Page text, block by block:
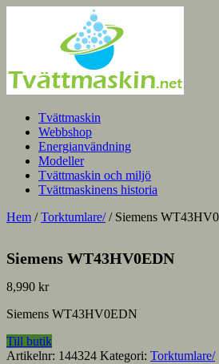
Tvättmaskin
Webbshop
Energianvändning
Modeller
Tvättmaskin och miljö
Tvättmaskinens historia
Hem /Torktumlare// Siemens
Siemens WT43HV0EDN
8,990 kr
Siemens WT43HV0EDN
Till butik
Artikelnr: 144324 Kategori: Torktumlare/